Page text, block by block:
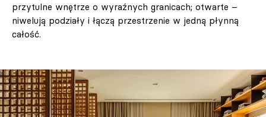
przytulne wnętrze o wyraźnych granicach; otwarte –
niwelują podziały i łączą przestrzenie w jedną płynną
całość.